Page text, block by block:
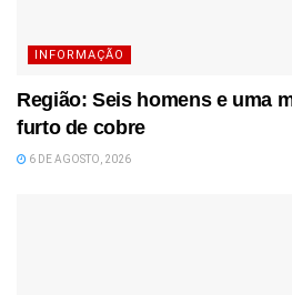
INFORMAÇÃO
Região: Seis homens e uma
furto de cobre
6 DE AGOSTO, 2026